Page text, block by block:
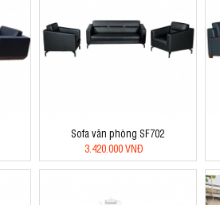
Sofa văn phòng SF702
3.420.000 VNĐ